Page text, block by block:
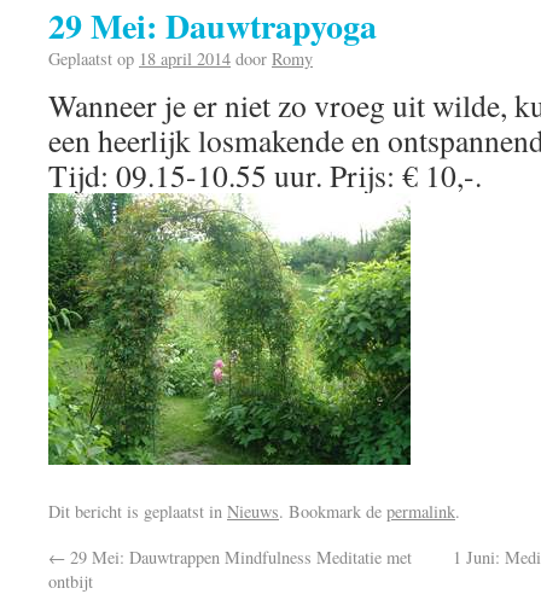
29 Mei: Dauwtrapyoga
Geplaatst op 18 april 2014 door Romy
Wanneer je er niet zo vroeg uit wilde,
een heerlijk losmakende en
Tijd: 09.15-10.55 uur. Prijs: € 10,-.
Dit bericht is geplaatst in Nieuws. Bookmark de permalink.
← 29 Mei: Dauwtrappen Mindfulness Meditatie met
ontbijt
1 Juni: